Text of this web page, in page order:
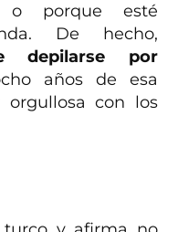
o porque esté
De hecho,
depilarse por
años de esa
con los